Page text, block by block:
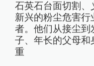
石英石台面切割、
新兴的粉尘危害
者。他们从接尘到
子、年长的父母和
重